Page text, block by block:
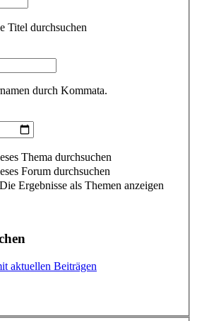
Titel durchsuchen
durch Kommata.
Thema durchsuchen
Forum durchsuchen
Die Ergebnisse als Themen anzeigen
aktuellen Beiträgen